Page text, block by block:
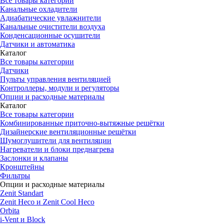
Канальные охладители
Адиабатические увлажнители
Канальные очистители воздуха
Конденсационные осушители
Датчики и автоматика
Каталог
Все товары категории
Датчики
Пульты управления вентиляцией
Контроллеры, модули и регуляторы
Опции и расходные материалы
Каталог
Все товары категории
Комбинированные приточно-вытяжные решётки
Дизайнерские вентиляционные решётки
Шумоглушители для вентиляции
Нагреватели и блоки преднагрева
Заслонки и клапаны
Кронштейны
Фильтры
Опции и расходные материалы
Zenit Standart
Zenit Heco и Zenit Cool Heco
Orbita
i-Vent и Block